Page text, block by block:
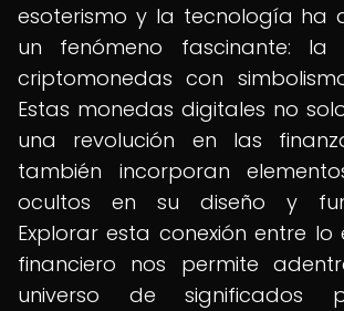
esoterismo y la tecnología ha
un fenómeno fascinante: la
criptomonedas con
Estas monedas digitales no
una revolución en las
también incorporan
ocultos en su diseño y
Explorar esta conexión entre lo
financiero nos permite
universo de significados